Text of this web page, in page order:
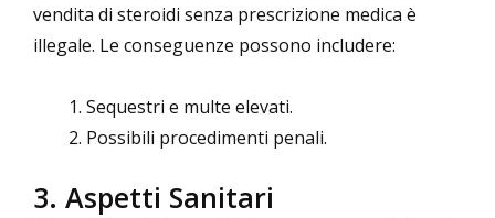
vendita di steroidi senza prescrizione medica è
illegale. Le conseguenze possono includere:
Sequestri e multe elevati.
Possibili procedimenti penali.
3. Aspetti Sanitari